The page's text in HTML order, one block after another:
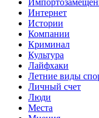
Интернет
Истории
Компании
Криминал
Культура
Лайфхаки
Летние виды
Личный счет
Люди
Места